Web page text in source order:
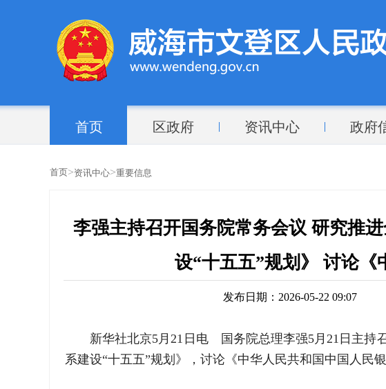
首页 区政府 资讯中心 政府
首页>资讯中心>重要信息
李强主持召开国务院常务会议 研究推
设“十五五”规划》 讨论《
发布日期：2026-05-22 09:07
新华社北京5月21日电 国务院总理李强5月21日主持
系建设“十五五”规划》，讨论《中华人民共和国中国人民